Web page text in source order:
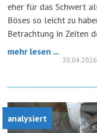
eher für das Schwert
Böses so leicht zu
Betrachtung in Zeiten
mehr lesen ...
30.04.2026
analysiert